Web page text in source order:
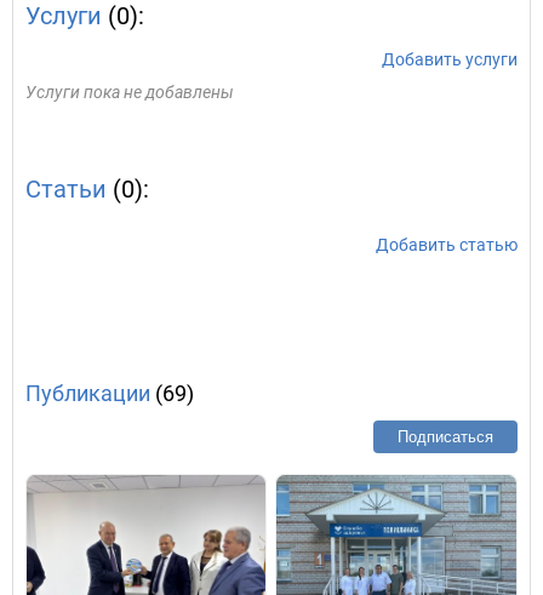
Услуги (0):
Добавить услуги
Услуги пока не добавлены
Статьи (0):
Добавить статью
Публикации (69)
Подписаться